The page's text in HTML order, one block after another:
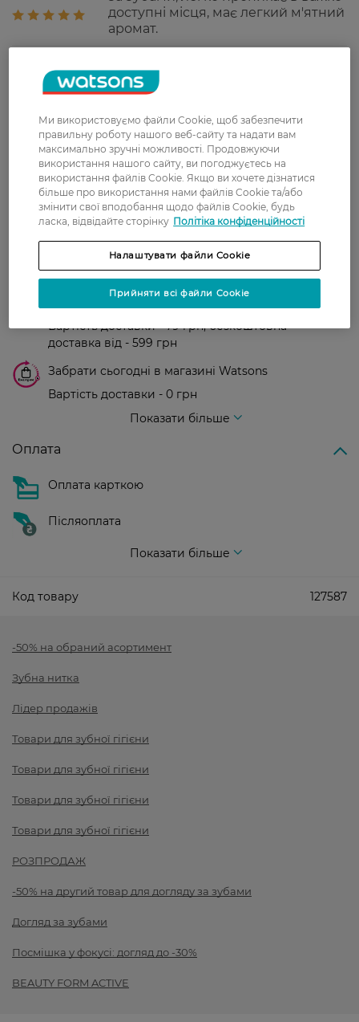
доступні місця, має легкий м'ятний
аромат.
26 липня, 2021
Вистачає надовго. Рекомендую
Показати ще
Доставка
У відділення Нової пошти - 99 грн,
безкоштовно від 699 грн
Вартість доставки - 79 грн, безкоштовна
доставка від - 599 грн
Забрати сьогодні в магазині Watsons
Вартість доставки - 0 грн
Показати більше
Оплата
Оплата карткою
Післяоплата
Показати більше
Код товару 127587
-50% на обраний асортимент
Зубна нитка
Лідер продажів
Товари для зубної гігієни
Товари для зубної гігієни
Товари для зубної гігієни
Товари для зубної гігієни
РОЗПРОДАЖ
-50% на другий товар для догляду за зубами
Догляд за зубами
Посмішка у фокусі: догляд до -30%
BEAUTY FORM ACTIVE
Ми використовуємо файли Cookie, щоб забезпечити
правильну роботу нашого веб-сайту та надати вам
максимально зручні можливості. Продовжуючи
використання нашого сайту, ви погоджуєтесь на
використання файлів Cookie. Якщо ви хочете дізнатися
більше про використання нами файлів Cookie та/або
змінити свої вподобання щодо файлів Cookie, будь
ласка, відвідайте сторінку Політіка конфіденційності
Налаштувати файли Cookie
Прийняти всі файли Cookie